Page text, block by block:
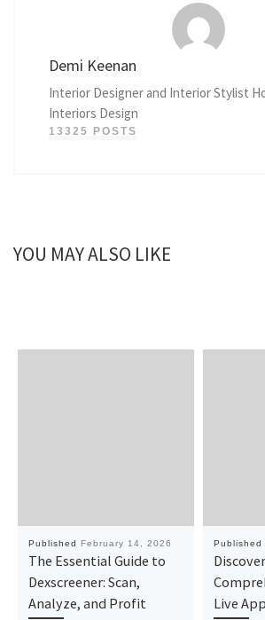
Demi Keenan
Interior Designer and Interior Stylist
Interiors Design
13325 POSTS
YOU MAY ALSO LIKE
Published February 14, 2026
The Essential Guide to
Dexscreener: Scan,
Analyze, and Profit
Published
Live